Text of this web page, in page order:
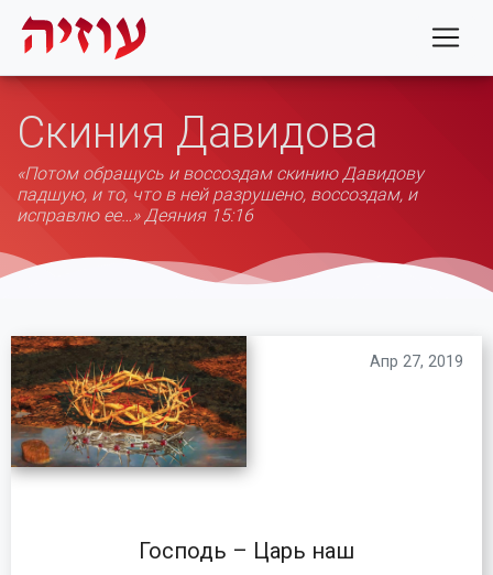
Скиния Давидова
«Потом обращусь и воссоздам скинию Давидову
падшую, и то, что в ней разрушено, воссоздам, и
исправлю ее…» Деяния 15:16
Господь – Царь наш
Апр 27, 2019